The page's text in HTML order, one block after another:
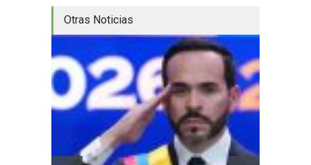
Otras Noticias